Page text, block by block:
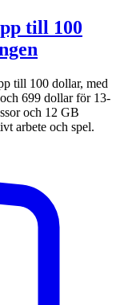
till 100
till 100 dollar, med
699 dollar för 13-
och 12 GB
arbete och spel.